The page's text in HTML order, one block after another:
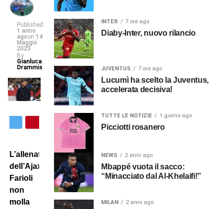
Published
1 anno
agoon 14
Maggio
2025
By
Gianluca
Drammis
L’allenatore
dell’Ajax
Farioli
non
molla
INTER 7 ore ago
Diaby-Inter, nuovo rilancio
JUVENTUS 7 ore ago
Lucumì ha scelto la Juventus,
accelerata decisiva!
TUTTE LE NOTIZIE 1 giorno ago
Picciotti rosanero
NEWS 2 anni ago
Mbappé vuota il sacco:
“Minacciato dal Al-Khelaifi!”
MILAN 2 anni ago